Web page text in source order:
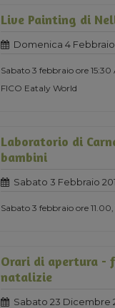
Live Painting di
Domenica 4 Febbraio
Sabato 3 febbraio ore
FICO Eataly World
Laboratorio di
bambini
Sabato 3 Febbraio
Sabato 3 febbraio ore 11.00,
Orari di apertura -
natalizie
Sabato 23 Dicembre